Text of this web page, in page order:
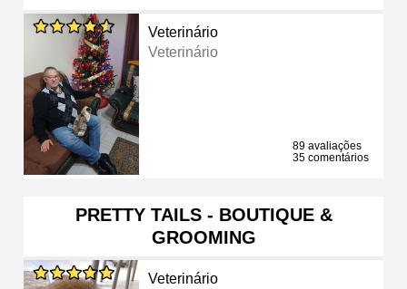
Veterinário
Veterinário
89 avaliações
35 comentários
PRETTY TAILS - BOUTIQUE &
GROOMING
Veterinário